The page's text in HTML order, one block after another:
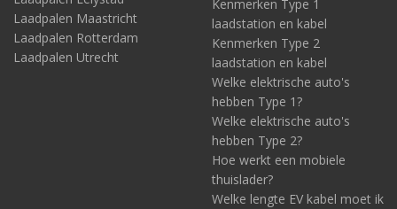
Laadpalen Maastricht
Laadpalen Rotterdam
Laadpalen Utrecht
Kenmerken Type 1
laadstation en kabel
Kenmerken Type 2
laadstation en kabel
Welke elektrische auto's
hebben Type 1?
Welke elektrische auto's
hebben Type 2?
Hoe werkt een mobiele
thuislader?
Welke lengte EV kabel moet ik